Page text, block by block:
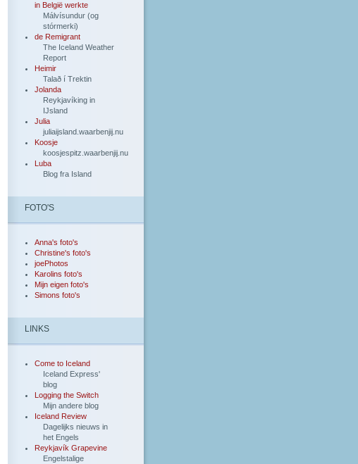
in België werkte
Málvísundur (og
stórmerki)
de Remigrant
The Iceland Weather
Report
Heimir
Talað í Trektin
Jolanda
Reykjavíking in
IJsland
Julia
juliaijsland.waarbenjij.nu
Koosje
koosjespitz.waarbenjij.nu
Luba
Blog fra Island
FOTO'S
Anna's foto's
Christine's foto's
joePhotos
Karolins foto's
Mijn eigen foto's
Simons foto's
LINKS
Come to Iceland
Iceland Express'
blog
Logging the Switch
Mijn andere blog
Iceland Review
Dagelijks nieuws in
het Engels
Reykjavík Grapevine
Engelstalige